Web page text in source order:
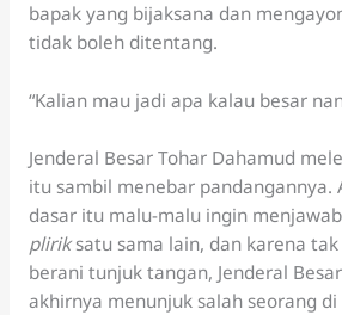
bapak yang bijaksana dan
tidak boleh ditentang.
“Kalian mau jadi apa kalau besar
Jenderal Besar Tohar Dahamud
itu sambil menebar pandangannya.
dasar itu malu-malu ingin
pliriksatu sama lain, dan karena
berani tunjuk tangan, Jenderal
akhirnya menunjuk salah seorang